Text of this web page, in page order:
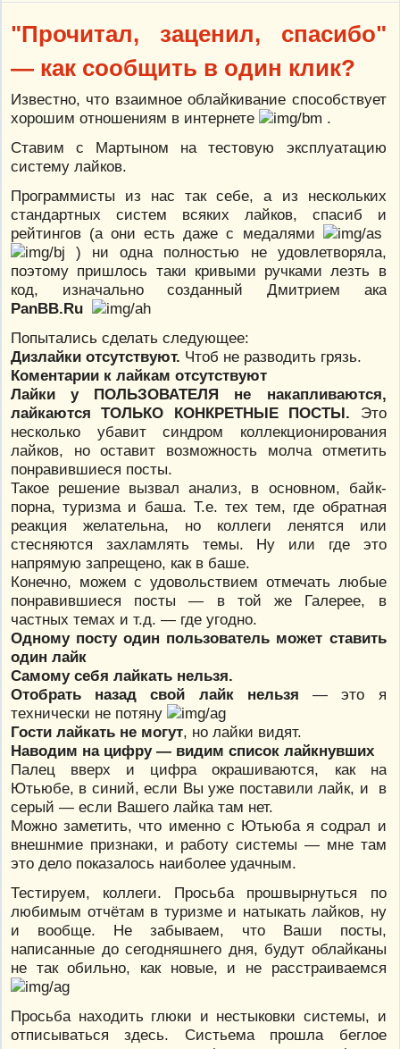
"Прочитал, заценил, спасибо"
— как сообщить в один клик?
Известно, что взаимное облайкивание способствует
хорошим отношениям в интернете
.
Ставим с Мартыном на тестовую эксплуатацию
систему лайков.
Программисты из нас так себе, а из нескольких
стандартных систем всяких лайков, спасиб и
рейтингов (а они есть даже с медалями
) ни одна полностью не удовлетворяла,
поэтому пришлось таки кривыми ручками лезть в
код, изначально созданный Дмитрием ака
PanBB.Ru
Попытались сделать следующее:
Дизлайки отсутствуют. Чтоб не разводить грязь.
Коментарии к лайкам отсутствуют
Лайки у ПОЛЬЗОВАТЕЛЯ не накапливаются,
лайкаются ТОЛЬКО КОНКРЕТНЫЕ ПОСТЫ. Это
несколько убавит синдром коллекционирования
лайков, но оставит возможность молча отметить
понравившиеся посты.
Такое решение вызвал анализ, в основном, байк-
порна, туризма и баша. Т.е. тех тем, где обратная
реакция желательна, но коллеги ленятся или
стесняются захламлять темы. Ну или где это
напрямую запрещено, как в баше.
Конечно, можем с удовольствием отмечать любые
понравившиеся посты — в той же Галерее, в
частных темах и т.д. — где угодно.
Одному посту один пользователь может ставить
один лайк
Самому себя лайкать нельзя.
Отобрать назад свой лайк нельзя — это я
технически не потяну
Гости лайкать не могут, но лайки видят.
Наводим на цифру — видим список лайкнувших
Палец вверх и цифра окрашиваются, как на
Ютьюбе, в синий, если Вы уже поставили лайк, и в
серый — если Вашего лайка там нет.
Можно заметить, что именно с Ютьюба я содрал и
внешнмие признаки, и работу системы — мне там
это дело показалось наиболее удачным.
Тестируем, коллеги. Просьба прошвырнуться по
любимым отчётам в туризме и натыкать лайков, ну
и вообще. Не забываем, что Ваши посты,
написанные до сегодняшнего дня, будут облайканы
не так обильно, как новые, и не расстраиваемся
Просьба находить глюки и нестыковки системы, и
отписываться здесь. Систьема прошла беглое